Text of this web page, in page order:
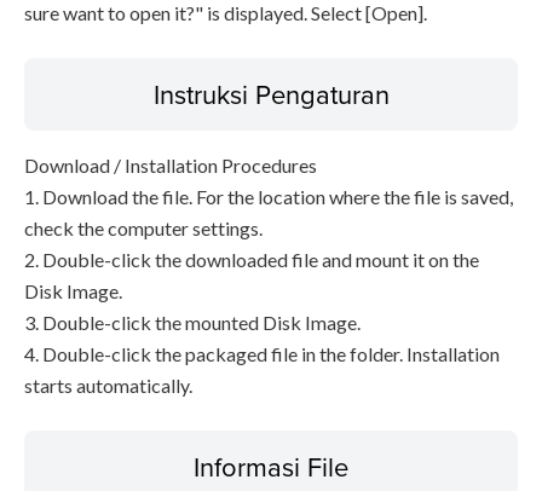
sure want to open it?" is displayed. Select [Open].
Instruksi Pengaturan
Download / Installation Procedures
1. Download the file. For the location where the file is saved,
check the computer settings.
2. Double-click the downloaded file and mount it on the
Disk Image.
3. Double-click the mounted Disk Image.
4. Double-click the packaged file in the folder. Installation
starts automatically.
Informasi File